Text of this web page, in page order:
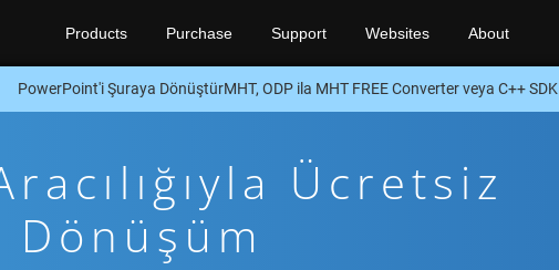
Products Purchase Support Websites About
PowerPoint'i Şuraya DönüştürMHT, ODP ila MHT FREE Converter veya C++ SDK
Ücretsiz